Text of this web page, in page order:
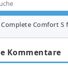
Comfort S für effektiv
Kommentare